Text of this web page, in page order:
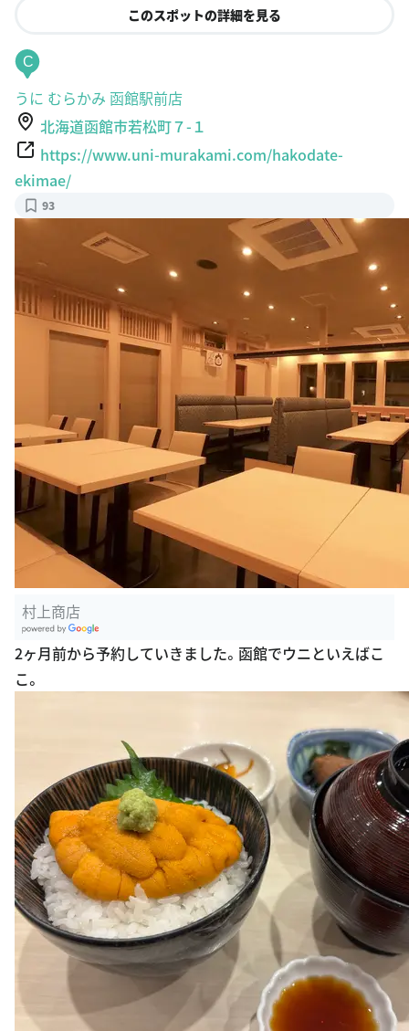
このスポットの詳細を見る
C
うに むらかみ 函館駅前店
北海道函館市若松町７-１
https://www.uni-murakami.com/hakodate-
ekimae/
93
村上商店
oogle Plac
es
2ヶ月前から予約していきました。函館でウニといえばこ
こ。